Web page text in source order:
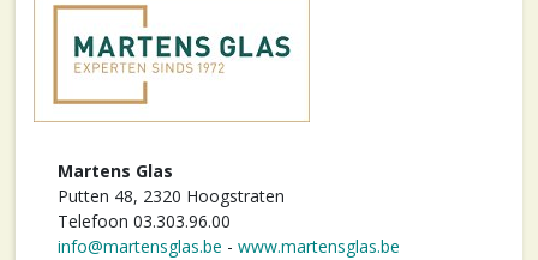
Martens Glas
Putten 48, 2320 Hoogstraten
Telefoon 03.303.96.00
info@martensglas.be - www.martensglas.be